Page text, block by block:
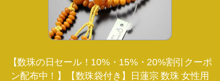
【数珠の日セール！10%・15%・20%割引クーポ
ン配布中！】【数珠袋付き】日蓮宗 数珠 女性用